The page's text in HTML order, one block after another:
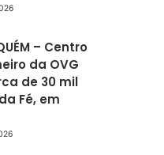
– Centro
da OVG
de 30 mil
Fé, em